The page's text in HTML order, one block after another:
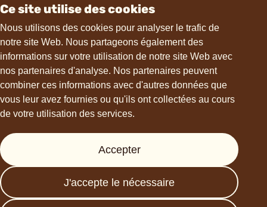
Ce site utilise des cookies
Nous utilisons des cookies pour analyser le trafic de
notre site Web. Nous partageons également des
informations sur votre utilisation de notre site Web avec
nos partenaires d'analyse. Nos partenaires peuvent
combiner ces informations avec d'autres données que
vous leur avez fournies ou qu'ils ont collectées au cours
de votre utilisation des services.
Accepter
J'accepte le nécessaire
Contact
hello@choviva.com
Presse
FAQs
Data protection
Imprint